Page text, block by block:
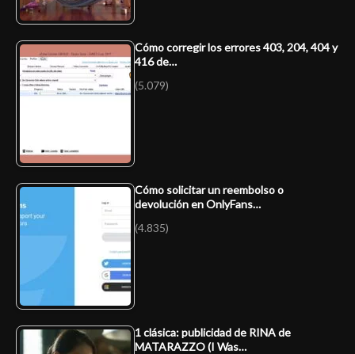
Cómo corregir los errores 403, 204, 404 y
416 de…
(5.079)
Cómo solicitar un reembolso o
devolución en OnlyFans…
(4.835)
1 clásica: publicidad de RINA de
MATARAZZO (I Was…